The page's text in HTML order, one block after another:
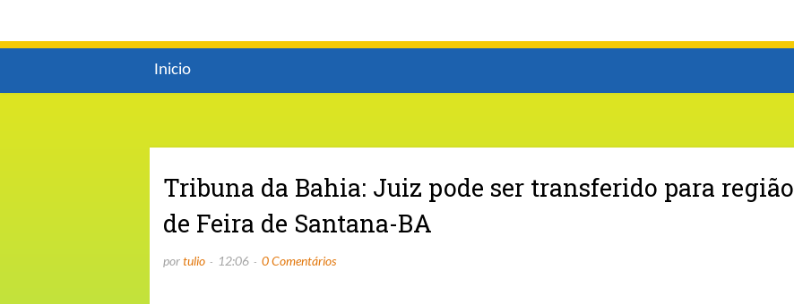
Inicio
Tribuna da Bahia: Juiz pode ser transferido para região
de Feira de Santana-BA
portulio 12:06 0 Comentários